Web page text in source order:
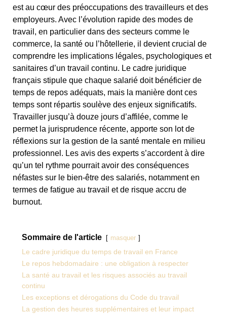
est au cœur des préoccupations des travailleurs et des
employeurs. Avec l’évolution rapide des modes de
travail, en particulier dans des secteurs comme le
commerce, la santé ou l’hôtellerie, il devient crucial de
comprendre les implications légales, psychologiques et
sanitaires d’un travail continu. Le cadre juridique
français stipule que chaque salarié doit bénéficier de
temps de repos adéquats, mais la manière dont ces
temps sont répartis soulève des enjeux significatifs.
Travailler jusqu’à douze jours d’affilée, comme le
permet la jurisprudence récente, apporte son lot de
réflexions sur la gestion de la santé mentale en milieu
professionnel. Les avis des experts s’accordent à dire
qu’un tel rythme pourrait avoir des conséquences
néfastes sur le bien-être des salariés, notamment en
termes de fatigue au travail et de risque accru de
burnout.
Sommaire de l'article masquer
Le cadre juridique du temps de travail en France
Le repos hebdomadaire : une obligation à respecter
La santé au travail et les risques associés au travail
continu
Les exceptions et dérogations du Code du travail
La gestion des heures supplémentaires et leur impact